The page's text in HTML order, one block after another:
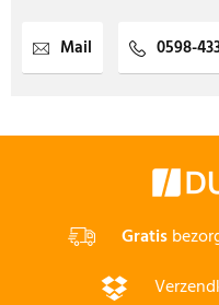
Mail 0598-
Gratis